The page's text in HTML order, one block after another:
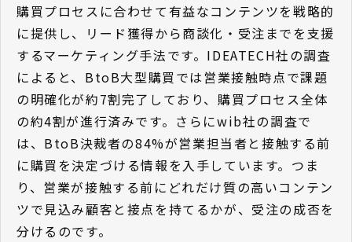
購買プロセスに合わせて有益なコンテンツを戦略的
に提供し、リード獲得から商談化・受注までを支援
するマーケティング手法です。IDEATECH社の調査
によると、BtoB大型購買では営業接触時点で課題
の明確化が約7割完了しており、購買プロセス全体
の約4割が進行済みです。さらにwib社の調査で
は、BtoB決裁者の84%が営業担当者と接触する前
に購買を決定づける情報を入手しています。つま
り、営業が接触する前にどれだけ質の高いコンテン
ツで見込み顧客と接点を持てるかが、受注の成否を
分けるのです。